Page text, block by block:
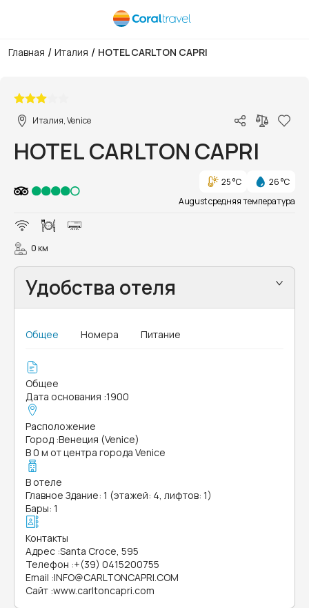
Главная / Италия / HOTEL CARLTON CAPRI
Италия, Venice
HOTEL CARLTON CAPRI
25 °C
26 °C
August средняя температура
0 км
Удобства отеля
Общее Номера Питание
Общее
Дата основания :1900
Расположение
Город :Венеция (Venice)
В 0 м от центра города Venice
В отеле
Главное Здание: 1 (этажей: 4, лифтов: 1)
Бары: 1
Контакты
Адрес :Santa Croce, 595
Телефон :+(39) 0415200755
Email :INFO@CARLTONCAPRI.COM
Сайт :www.carltoncapri.com